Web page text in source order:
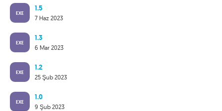
EXE
1.5
7 Haz 2023
EXE
1.3
6 Mar 2023
EXE
1.2
25 Şub 2023
EXE
1.0
9 Şub 2023